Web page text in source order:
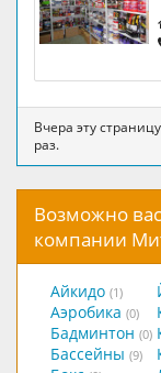
Вчера эту
раз.
Возможно
компании
Айкидо (1)
Аэробика (0)
Бадминтон (0)
Бассейны (9)